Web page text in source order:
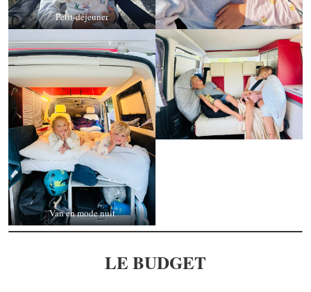
Petit-déjeuner
Van en mode nuit
LE BUDGET